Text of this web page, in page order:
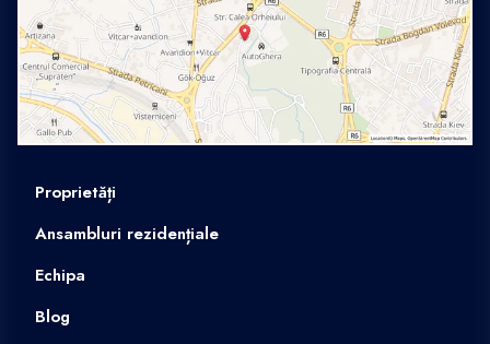
Proprietăți
Ansambluri rezidențiale
Echipa
Blog